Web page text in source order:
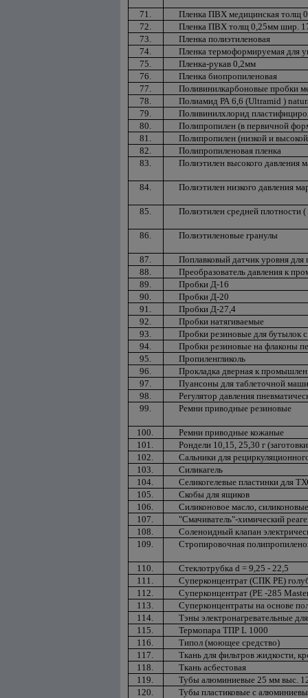
71.
Пленка ПВХ медицинская толщ
72.
Пленка ПВХ толщ 0,25мм шир.
73.
Пленка полиэтиленовая
74.
Пленка термоформируемая для
75.
Пленка-рукав 0,2мм
76.
Пленка биопропиленовая
77.
Поливинилкарбоновые пробки
78.
Полиамид РА 6,6 (Ultramid )
79.
Поливинилхлорид
80.
Полипропилен (в первичной
81.
Полипропилен (низкой и
82.
Полипропиленовая пленка
83.
Полиэтилен высокого
84. Полиэтилен низкого давления
85. Полиэтилен средней плотности (
86. Полиэтиленовые гранулы
87.
Поплавковый датчик уровня
88.
Преобразователь давления к
89.
Пробки Д-16
90.
Пробки Д-20
91.
Пробки Д-27,4
92.
Пробки натягиваемые
93.
Пробки резиновые для бутылок
94.
Пробки резиновые на флаконы
95.
Пропиленгликоль
96.
Прокладка дверная к
97.
Пуансоны для таблеточной
98.
Регулятор давления
99.
Ремни приводные резиновые
100.
Ремни приводные кожаные
101.
Рондели 10,15, 25,30 г
102.
Сальники для
103.
Силикагель
104.
Селикогелевые пластинки для
105.
Скобы для ящиков
106.
Силиконовое масло,
107.
"Смачиватель"-химический
108.
Соленоидный клапан
109.
Стропировочная
110.
Стеклотрубка d = 9,25 - 22,5
111.
Суперконцентрат (СПК РЕ)
112.
Суперконцентрат (РЕ -285
113.
Суперконцентраты на основе
114.
Тэны электронагревательные
115.
Термопара TПP L 1000
116.
Типол (моющее средство)
117.
Ткань для фильтров жидкости,
118.
Ткань асбестовая
119.
Тубы алюминиевые 25 мм выс.
120.
Тубы пластиковые с